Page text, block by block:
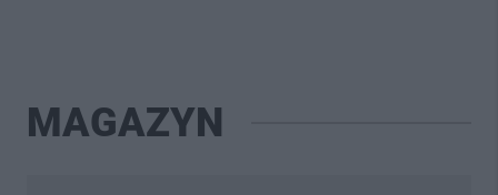
MAGAZYN